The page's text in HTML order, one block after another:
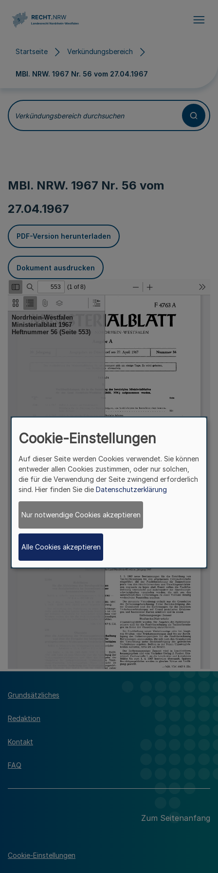
Startseite Verkündungsbereich
MBl. NRW. 1967 Nr. 56 vom 27.04.1967
Verkündungsbereich durchsuchen
MBl. NRW. 1967 Nr. 56 vom
27.04.1967
PDF-Version herunterladen
Dokument ausdrucken
Grundsätzliches
Redaktion
Kontakt
FAQ
Zum Seitenanfang
Cookie-Einstellungen
Cookie-Einstellungen
Auf dieser Seite werden Cookies verwendet. Sie können
entweder allen Cookies zustimmen, oder nur solchen,
die für die Verwendung der Seite zwingend erforderlich
sind. Hier finden Sie die Datenschutzerklärung
Nur notwendige Cookies akzeptieren
Alle Cookies akzeptieren